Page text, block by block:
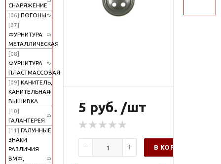
СНАРЯЖЕНИЕ
[06] ПОГОНЫ
[07]
ФУРНИТУРА
МЕТАЛЛИЧЕСКАЯ
[08]
ФУРНИТУРА
ПЛАСТМАССОВАЯ
[09] КАНИТЕЛЬ,
КАНИТЕЛЬНАЯ
ВЫШИВКА
[10]
ГАЛАНТЕРЕЯ
[11] ГАЛУННЫЕ
ЗНАКИ
РАЗЛИЧИЯ
ВМФ,
5 руб. /шт
В КОРЗИНУ